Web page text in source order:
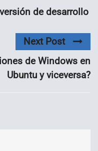
de desarrollo
Next Post
de Windows en
Ubuntu y viceversa?